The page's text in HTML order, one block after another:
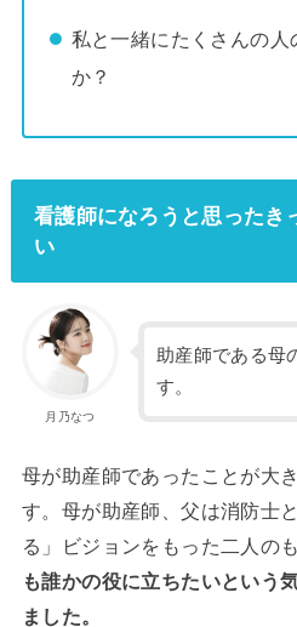
私と一緒にたくさんの
か？
看護師になろうと思ったき
い
月乃なつ
助産師である母
す。
母が助産師であったことが大
す。母が助産師、父は消防士
る」ビジョンをもった二人の
も誰かの役に立ちたいという
ました。